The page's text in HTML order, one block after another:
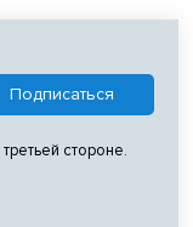
стороне.